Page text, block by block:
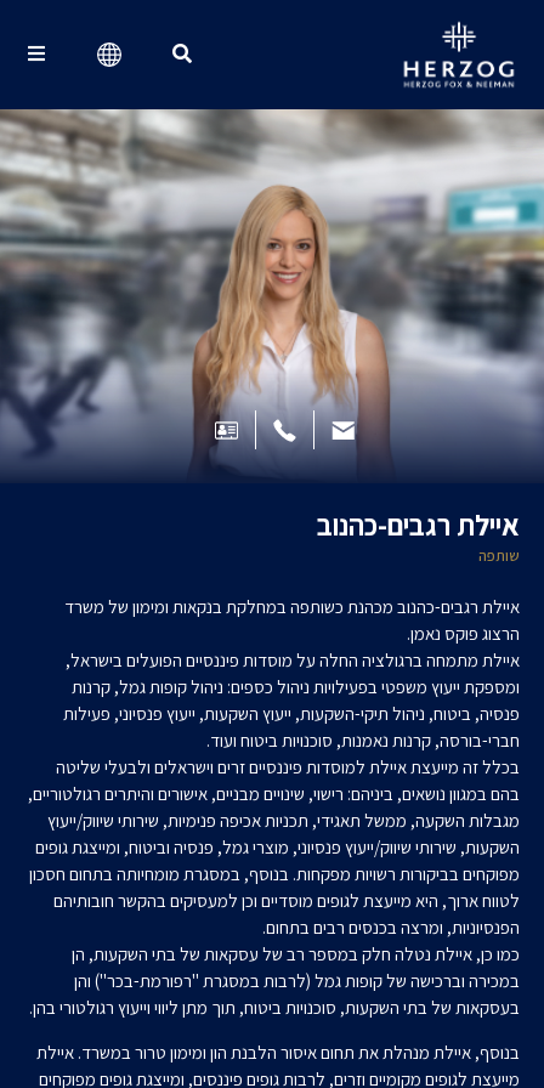
איילת רגבים-כהנוב
שותפה
איילת רגבים-כהנוב מכהנת כשותפה במחלקת בנקאות ומימון של משרד
הרצוג פוקס נאמן.
איילת מתמחה ברגולציה החלה על מוסדות פיננסיים הפועלים בישראל,
ומספקת ייעוץ משפטי בפעילויות ניהול כספים: ניהול קופות גמל, קרנות
פנסיה, ביטוח, ניהול תיקי-השקעות, ייעוץ השקעות, ייעוץ פנסיוני, פעילות
חברי-בורסה, קרנות נאמנות, סוכנויות ביטוח ועוד.
בכלל זה מייעצת איילת למוסדות פיננסיים זרים וישראלים ולבעלי שליטה
בהם במגוון נושאים, ביניהם: רישוי, שינויים מבניים, אישורים והיתרים רגולטוריים,
מגבלות השקעה, ממשל תאגידי, תכניות אכיפה פנימיות, שירותי שיווק/ייעוץ
השקעות, שירותי שיווק/ייעוץ פנסיוני, מוצרי גמל, פנסיה וביטוח, ומייצגת גופים
מפוקחים בביקורות רשויות מפקחות. בנוסף, במסגרת מומחיותה בתחום חסכון
לטווח ארוך, היא מייעצת לגופים מוסדיים וכן למעסיקים בהקשר חובותיהם
הפנסיוניות, ומרצה בכנסים רבים בתחום.
כמו כן, איילת נטלה חלק במספר רב של עסקאות של בתי השקעות, הן
במכירה וברכישה של קופות גמל (לרבות במסגרת "רפורמת-בכר") והן
בעסקאות של בתי השקעות, סוכנויות ביטוח, תוך מתן ליווי וייעוץ רגולטורי בהן.
בנוסף, איילת מנהלת את תחום איסור הלבנת הון ומימון טרור במשרד. איילת
מייעצת לגופים מקומיים וזרים, לרבות גופים פיננסים, ומייצגת גופים מפוקחים